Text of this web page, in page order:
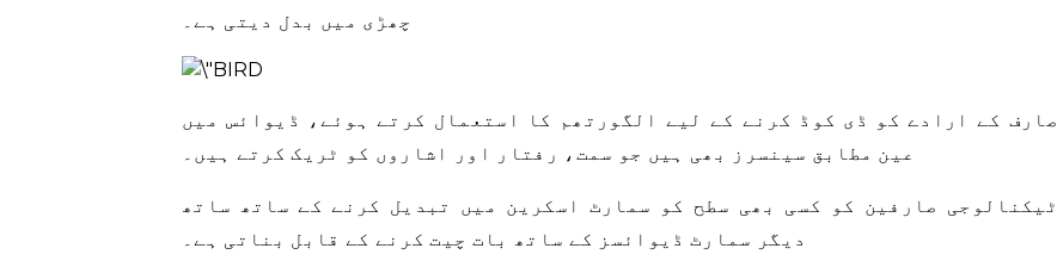
چھڑی میں بدل دیتی ہے۔
صارف کے ارادے کو ڈی کوڈ کرنے کے لیے الگورتھم کا استعمال کرتے ہوئے، ڈیوائس میں
عین مطابق سینسرز بھی ہیں جو سمت، رفتار اور اشاروں کو ٹریک کرتے ہیں۔
ٹیکنالوجی صارفین کو کسی بھی سطح کو سمارٹ اسکرین میں تبدیل کرنے کے ساتھ ساتھ
دیگر سمارٹ ڈیوائسز کے ساتھ بات چیت کرنے کے قابل بناتی ہے۔